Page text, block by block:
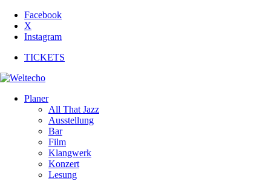
Facebook
X
Instagram
TICKETS
Planer
All That Jazz
Ausstellung
Bar
Film
Klangwerk
Konzert
Lesung